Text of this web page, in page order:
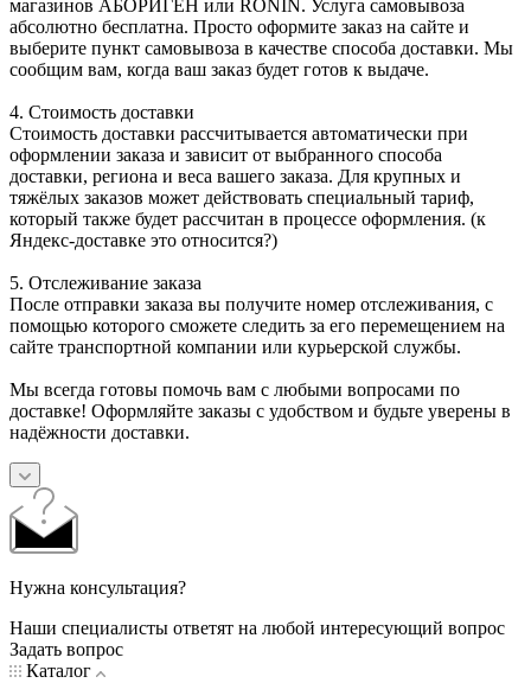
магазинов АБОРИГЕН или RONIN. Услуга самовывоза
абсолютно бесплатна. Просто оформите заказ на сайте и
выберите пункт самовывоза в качестве способа доставки. Мы
сообщим вам, когда ваш заказ будет готов к выдаче.
4. Стоимость доставки
Стоимость доставки рассчитывается автоматически при
оформлении заказа и зависит от выбранного способа
доставки, региона и веса вашего заказа. Для крупных и
тяжёлых заказов может действовать специальный тариф,
который также будет рассчитан в процессе оформления. (к
Яндекс-доставке это относится?)
5. Отслеживание заказа
После отправки заказа вы получите номер отслеживания, с
помощью которого сможете следить за его перемещением на
сайте транспортной компании или курьерской службы.
Мы всегда готовы помочь вам с любыми вопросами по
доставке! Оформляйте заказы с удобством и будьте уверены в
надёжности доставки.
Нужна консультация?
Наши специалисты ответят на любой интересующий вопрос
Задать вопрос
Каталог